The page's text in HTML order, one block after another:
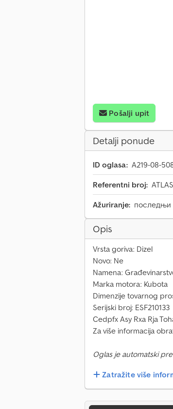
Pošalji upit
Detalji ponude
ID oglasa: A219-08-
Referentni broj:
Ažuriranje: последњи
Opis
Vrsta goriva: Dizel
Novo: Ne
Namena:
Marka motora: Kubota
Dimenzije tovarnog
Serijski broj: ESF210133
Cedpfx Asy Rxa Rja
Za više informacija
Oglas je automatski
Zatražite više